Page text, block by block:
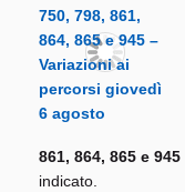
861, 864, 865 e 945
indicato.